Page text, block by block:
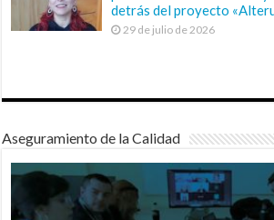
detrás del proyecto
29 de julio de 2026
Aseguramiento de la Calidad